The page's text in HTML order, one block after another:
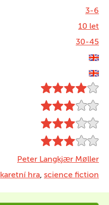
3-6
10 let
30-45
Peter Langkjær Møller
karetní hra, science fiction